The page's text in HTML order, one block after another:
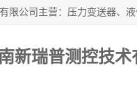
新瑞普测控技术